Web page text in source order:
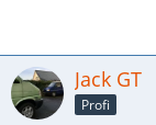
Jack GT
Profi